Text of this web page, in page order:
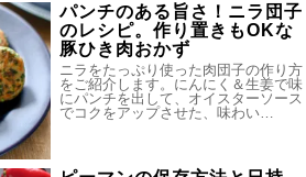
パンチのある旨さ！ニラ団子
のレシピ。作り置きもOKな
豚ひき肉おかず
ニラをたっぷり使った肉団子の作り方
をご紹介します。にんにく＆生姜で味
にパンチを出して、オイスターソース
でコクをアップさせた、味わい…